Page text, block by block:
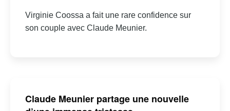
Virginie Coossa a fait une rare confidence sur
son couple avec Claude Meunier.
Claude Meunier partage une nouvelle